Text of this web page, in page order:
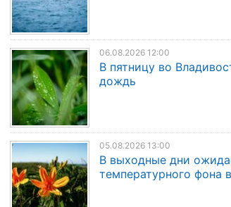
06.08.2026 12:00
В пятницу во
дождь
05.08.2026 13:00
В выходные дни
температурного фона